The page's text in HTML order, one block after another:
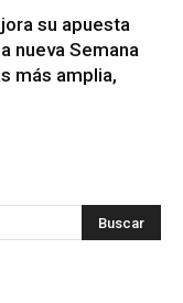
su apuesta
nueva Semana
más amplia,